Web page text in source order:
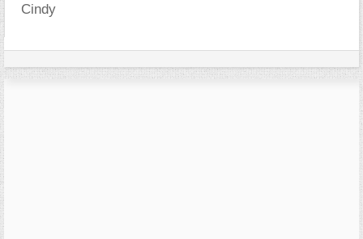
Cindy